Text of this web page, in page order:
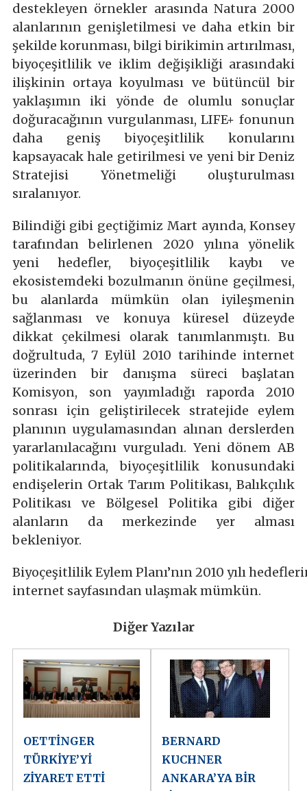
destekleyen örnekler arasında Natura 2000
alanlarının genişletilmesi ve daha etkin bir
şekilde korunması, bilgi birikimin artırılması,
biyoçeşitlilik ve iklim değişikliği arasındaki
ilişkinin ortaya koyulması ve bütüncül bir
yaklaşımın iki yönde de olumlu sonuçlar
doğuracağının vurgulanması, LIFE+ fonunun
daha geniş biyoçeşitlilik konularını
kapsayacak hale getirilmesi ve yeni bir Deniz
Stratejisi Yönetmeliği oluşturulması
sıralanıyor.
Bilindiği gibi geçtiğimiz Mart ayında, Konsey
tarafından belirlenen 2020 yılına yönelik
yeni hedefler, biyoçeşitlilik kaybı ve
ekosistemdeki bozulmanın önüne geçilmesi,
bu alanlarda mümkün olan iyileşmenin
sağlanması ve konuya küresel düzeyde
dikkat çekilmesi olarak tanımlanmıştı. Bu
doğrultuda, 7 Eylül 2010 tarihinde internet
üzerinden bir danışma süreci başlatan
Komisyon, son yayımladığı raporda 2010
sonrası için geliştirilecek stratejide eylem
planının uygulamasından alınan derslerden
yararlanılacağını vurguladı. Yeni dönem AB
politikalarında, biyoçeşitlilik konusundaki
endişelerin Ortak Tarım Politikası, Balıkçılık
Politikası ve Bölgesel Politika gibi diğer
alanların da merkezinde yer alması
bekleniyor.
Biyoçeşitlilik Eylem Planı’nın 2010 yılı
internet sayfasından ulaşmak mümkün.
Diğer Yazılar
OETTİNGER
TÜRKİYE’Yİ
ZİYARET ETTİ
BERNARD
KUCHNER
ANKARA’YA BİR